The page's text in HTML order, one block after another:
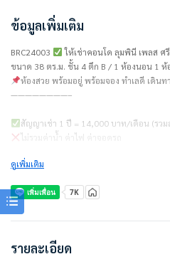
ข้อมูลเพิ่มเติม
BRC24003
ให้เช่าคอนโด ลุมพินี เพลส ศ
ขนาด 38 ตร.ม. ชั้น 4 ตึก B / 1 ห้องนอน 1 ห้
ห้องสวย พร้อมอยู่ พร้อมจอง ทำเลดี เดิน
————————–
สัญญาเช่า 1 ปี = 14,000 บาท/เดือน (รวม
ไม่รวมค่าน้ำ ค่าไฟ ค่าจอดรถ
ชำระเงินก่อนเข้าอยู่
– ค่าประกัน 2 เดือน = 28,000 บาท
– รวมเป็นเงิน 42,000 บาท
เครื่องใช้ไฟฟ้า/ตกแต่งเฟอร์นิเจอร์พร้อมอยู่
ดูเพิ่มเติม
รายละเอียด